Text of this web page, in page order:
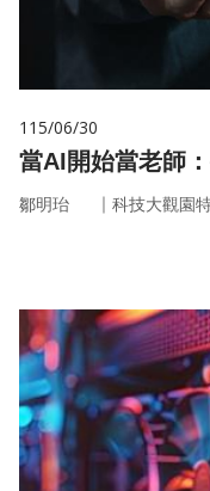
115/06/30
當AI開始當老師
鄒明珆 ｜ 科技大觀園